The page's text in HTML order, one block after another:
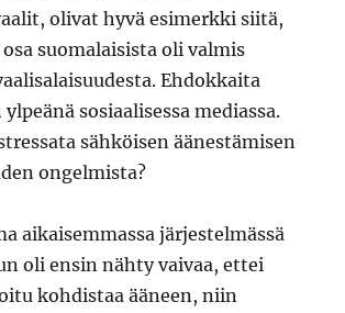
olivat hyvä esimerkki siitä,
suomalaisista oli valmis
Ehdokkaita
sosiaalisessa mediassa.
sähköisen äänestämisen
ongelmista?
aikaisemmassa järjestelmässä
oli ensin nähty vaivaa, ettei
kohdistaa ääneen, niin